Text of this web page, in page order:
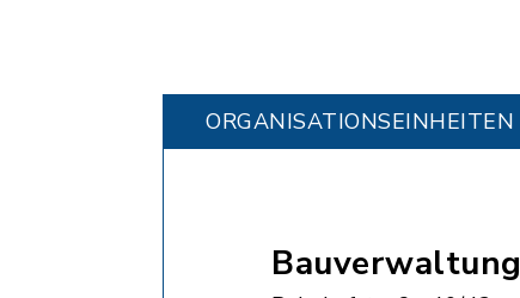
ORGANISATIONS­EINHEITEN
Bauverwaltung